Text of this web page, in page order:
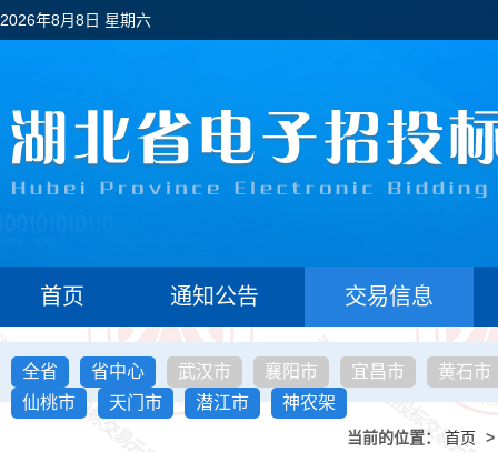
2026年8月8日 星期六
首页 通知公告 交易信息
全省 省中心 武汉市 襄阳市 宜昌市
黄石市
仙桃市
天门市 潜江市 神农架
当前的位置： 首页 >